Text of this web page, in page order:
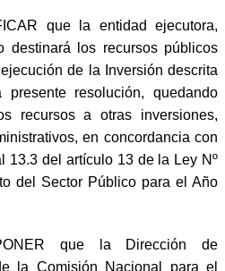
que la entidad ejecutora,
destinará los recursos públicos
de la Inversión descrita
resolución, quedando
recursos a otras inversiones,
en concordancia con
13.3 del artículo 13 de la Ley Nº
del Sector Público para el Año
que la Dirección de
la Comisión Nacional para el